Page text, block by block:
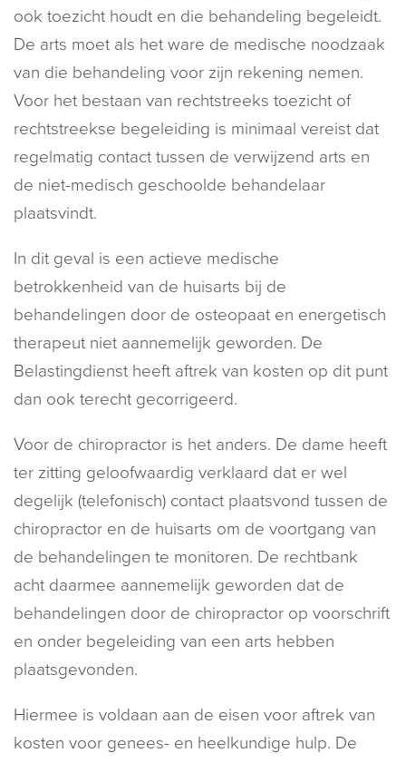
ook toezicht houdt en die behandeling begeleidt.
De arts moet als het ware de medische noodzaak
van die behandeling voor zijn rekening nemen.
Voor het bestaan van rechtstreeks toezicht of
rechtstreekse begeleiding is minimaal vereist dat
regelmatig contact tussen de verwijzend arts en
de niet-medisch geschoolde behandelaar
plaatsvindt.
In dit geval is een actieve medische
betrokkenheid van de huisarts bij de
behandelingen door de osteopaat en energetisch
therapeut niet aannemelijk geworden. De
Belastingdienst heeft aftrek van kosten op dit punt
dan ook terecht gecorrigeerd.
Voor de chiropractor is het anders. De dame heeft
ter zitting geloofwaardig verklaard dat er wel
degelijk (telefonisch) contact plaatsvond tussen de
chiropractor en de huisarts om de voortgang van
de behandelingen te monitoren. De rechtbank
acht daarmee aannemelijk geworden dat de
behandelingen door de chiropractor op voorschrift
en onder begeleiding van een arts hebben
plaatsgevonden.
Hiermee is voldaan aan de eisen voor aftrek van
kosten voor genees- en heelkundige hulp. De